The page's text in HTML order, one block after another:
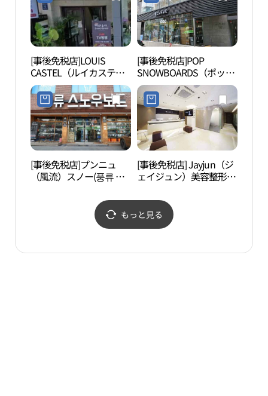
[事後免税店]LOUIS
CASTEL（ルイカステ
ル）・サムソン（三成）
店(프레임몬타나 본점)
[事後免税店]POP
SNOWBOARDS（ポップ
スノーボード）(팝스노
우보드)
[事後免税店]プンニュ
（風流）スノー(풍류 스
[事後免税店] Jayjun（ジ
ェイジュン）美容整形外
もっと見る